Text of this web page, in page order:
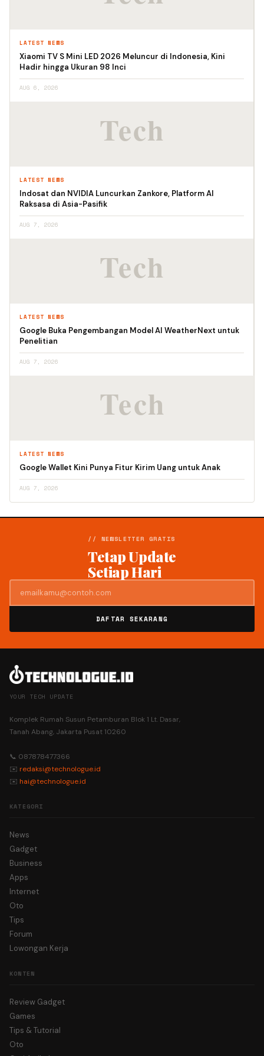
LATEST NEWS
Xiaomi TV S Mini LED 2026 Meluncur di Indonesia, Kini
Hadir hingga Ukuran 98 Inci
AUG 6, 2026
LATEST NEWS
Indosat dan NVIDIA Luncurkan Zankore, Platform AI
Raksasa di Asia-Pasifik
AUG 7, 2026
LATEST NEWS
Google Buka Pengembangan Model AI WeatherNext untuk
Penelitian
AUG 7, 2026
LATEST NEWS
Google Wallet Kini Punya Fitur Kirim Uang untuk Anak
AUG 7, 2026
// NEWSLETTER GRATIS
Tetap Update
Setiap Hari
DAFTAR SEKARANG
YOUR TECH UPDATE
Komplek Rumah Susun Petamburan Blok 1 Lt. Dasar,
Tanah Abang, Jakarta Pusat 10260
📞 087878477366
✉️ redaksi@technologue.id
✉️ hai@technologue.id
KATEGORI
News
Gadget
Business
Apps
Internet
Oto
Tips
Forum
Lowongan Kerja
KONTEN
Review Gadget
Games
Tips & Tutorial
Oto